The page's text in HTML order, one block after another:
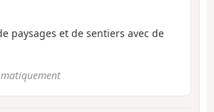
paysages et de sentiers avec de